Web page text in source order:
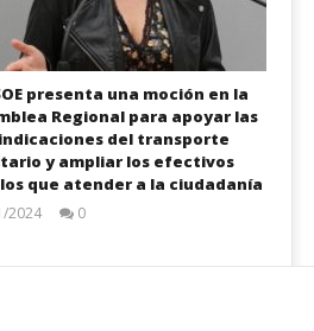
presenta una moción en la
Regional para apoyar las
del transporte
y ampliar los efectivos
que atender a la ciudadanía
2024
0